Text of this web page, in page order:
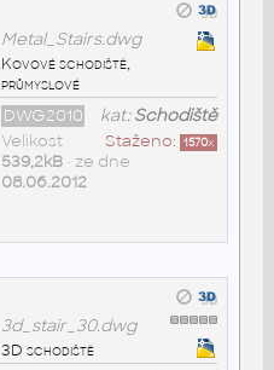
Metal_Stairs.dwg
Kovové schodiště,
průmyslové
kat:Schodiště
DWG2010
Staženo: 1570x
Velikost
539,2kB• ze dne
08.06.2012
3d_stair_30.dwg
3D schodiště